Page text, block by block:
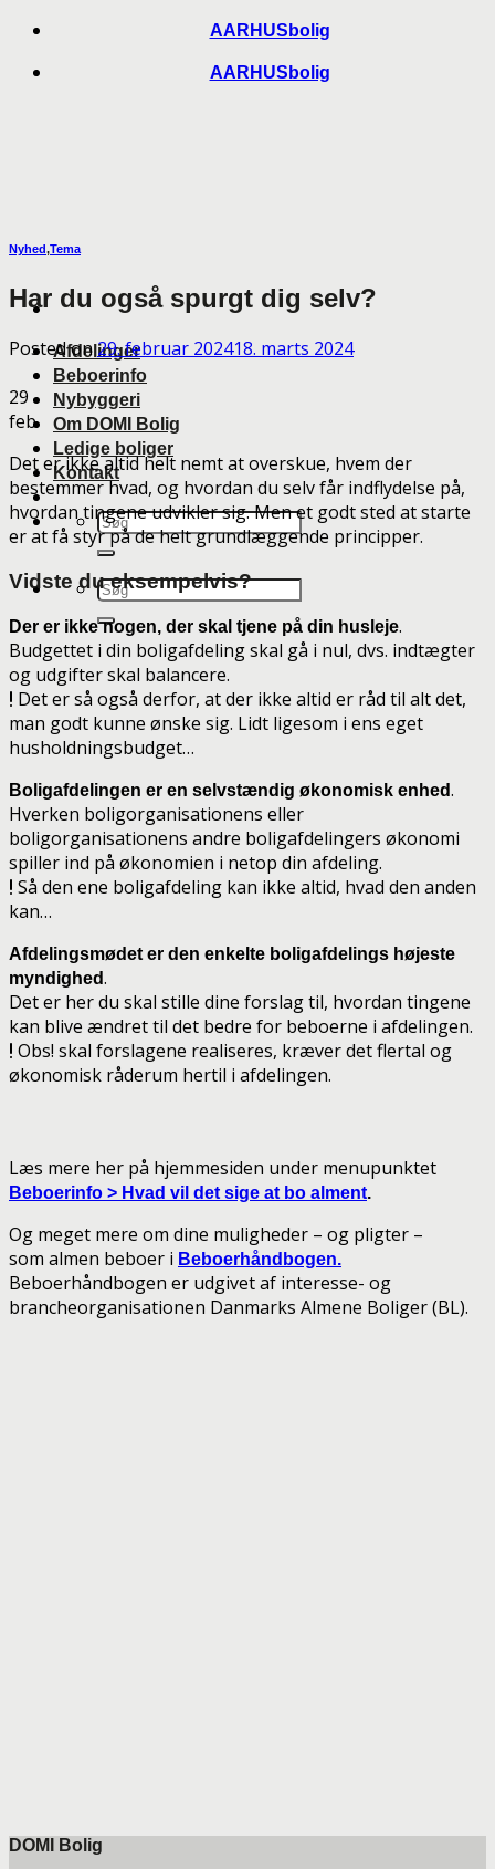
Skip
content
AARHUSbolig
AARHUSbolig
Afdelinger
Beboerinfo
Nybyggeri
Om DOMI Bolig
Ledige boliger
Kontakt
Nyhed,Tema
Har du også spurgt dig selv?
Posted on29. februar 202418. marts 2024
29
feb
Det er ikke altid helt nemt at overskue, hvem der
bestemmer hvad, og hvordan du selv får indflydelse på,
hvordan tingene udvikler sig. Men et godt sted at starte
er at få styr på de helt grundlæggende principper.
Vidste du eksempelvis?
Der er ikke nogen, der skal tjene på din husleje.
Budgettet i din boligafdeling skal gå i nul, dvs. indtægter
og udgifter skal balancere.
Det er så også derfor, at der ikke altid er råd til alt det,
man godt kunne ønske sig. Lidt ligesom i ens eget
husholdningsbudget…
Boligafdelingen er en selvstændig økonomisk enhed.
Hverken boligorganisationens eller
boligorganisationens andre boligafdelingers økonomi
spiller ind på økonomien i netop din afdeling.
Så den ene boligafdeling kan ikke altid, hvad den anden
kan…
Afdelingsmødet er den enkelte boligafdelings højeste
myndighed.
Det er her du skal stille dine forslag til, hvordan tingene
kan blive ændret til det bedre for beboerne i afdelingen.
Obs! skal forslagene realiseres, kræver det flertal og
økonomisk råderum hertil i afdelingen.
Læs mere her på hjemmesiden under menupunktet
Beboerinfo > Hvad vil det sige at bo alment.
Og meget mere om dine muligheder – og pligter –
som almen beboer i Beboerhåndbogen.
Beboerhåndbogen er udgivet af interesse- og
brancheorganisationen Danmarks Almene Boliger (BL).
DOMI Bolig